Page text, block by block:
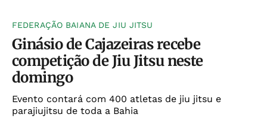
FEDERAÇÃO BAIANA DE JIU JITSU
Ginásio de Cajazeiras recebe
competição de Jiu Jitsu neste
domingo
Evento contará com 400 atletas de jiu jitsu e
parajiujitsu de toda a Bahia